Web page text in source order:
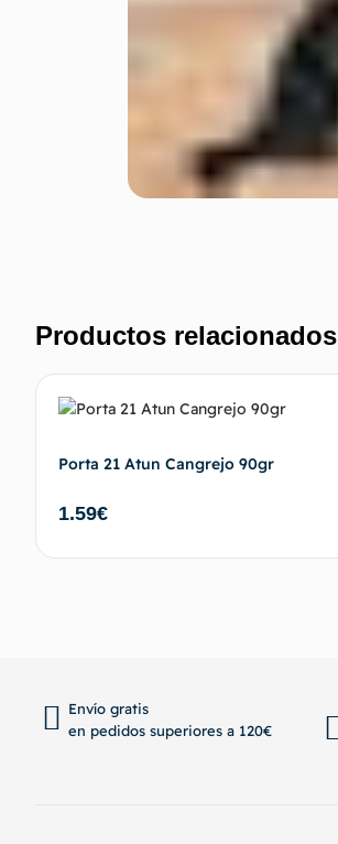
Productos relacionados
Porta 21 Atun Cangrejo 90gr
1.59€
Envío gratis
en pedidos superiores a 120€